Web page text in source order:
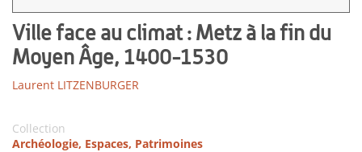
Ville face au climat : Metz à la fin du
Moyen Âge, 1400-1530
Laurent LITZENBURGER
Collection
Archéologie, Espaces, Patrimoines